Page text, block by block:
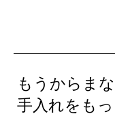
もうからま
手入れをも